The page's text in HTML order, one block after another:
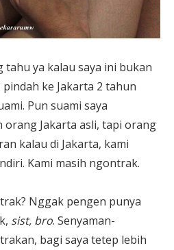
tahu ya kalau saya ini bukan
ke Jakarta 2 tahun
Pun suami saya
orang Jakarta asli, tapi orang
kalau di Jakarta, kami
Kami masih ngontrak.
Nggak pengen punya
sist, bro. Senyaman-
bagi saya tetep lebih